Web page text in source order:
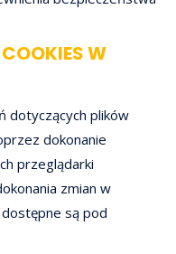
W
dotyczących plików
dokonanie
przeglądarki
zmian w
są pod